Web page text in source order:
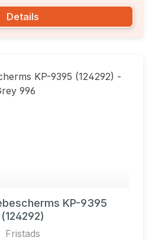
Details
KP-9395
(124292)
Fristads